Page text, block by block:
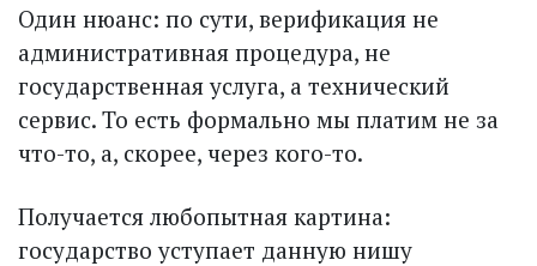
Один нюанс: по сути, верификация не
административная процедура, не
государственная услуга, а технический
сервис. То есть формально мы платим не за
что-то, а, скорее, через кого-то.
Получается любопытная картина:
государство уступает данную нишу